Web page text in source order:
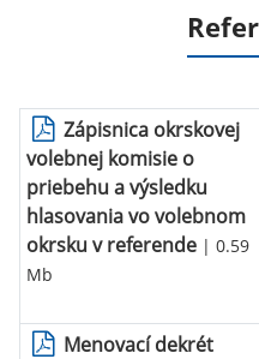
Zápisnica okrskovej
volebnej komisie o
priebehu a výsledku
hlasovania vo volebnom
okrsku v referende | 0.59
Mb
Menovací dekrét